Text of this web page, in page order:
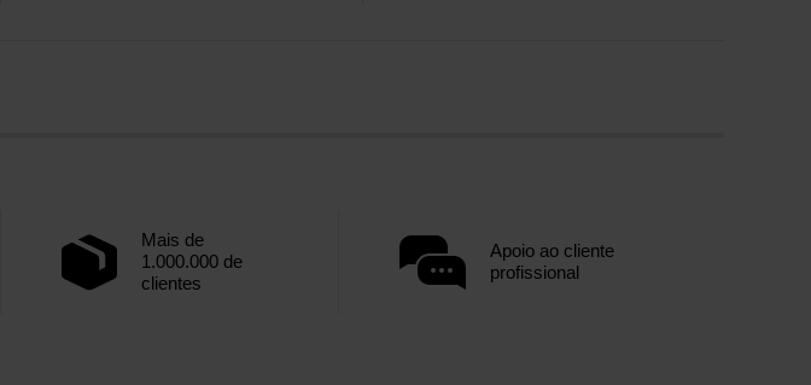
Mais de
1.000.000 de
clientes
Apoio ao cliente
profissional